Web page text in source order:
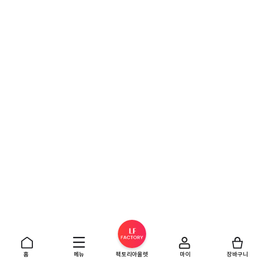
홈 메뉴 팩토리아울렛 마이 장바구니